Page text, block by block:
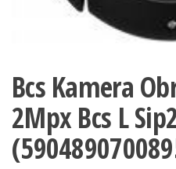
Bcs Kamera
2Mpx Bcs L